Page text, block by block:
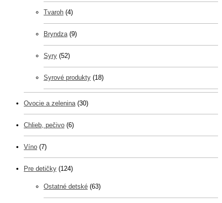
Tvaroh (4)
Bryndza (9)
Syry (52)
Syrové produkty (18)
Ovocie a zelenina (30)
Chlieb, pečivo (6)
Víno (7)
Pre detičky (124)
Ostatné detské (63)